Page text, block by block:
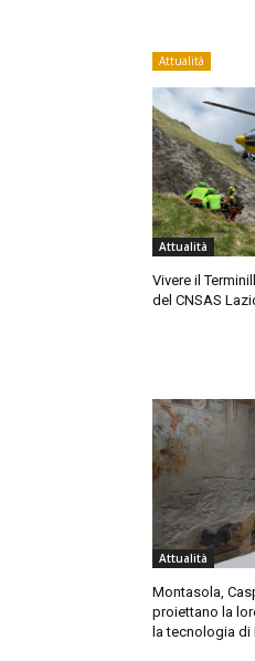
Attualità
Attualità
Vivere il
del CNSAS
Attualità
Montasola,
proiettano la
la tecnologia di